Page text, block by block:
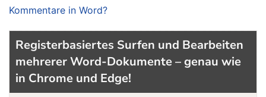
Kommentare in Word?
Registerbasiertes Surfen und Bearbeiten
mehrerer Word-Dokumente – genau wie
in Chrome und Edge!